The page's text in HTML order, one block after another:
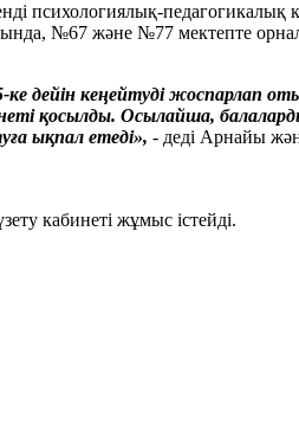
психологиялық-
№67 және №77 мектепте
дейін кеңейтуді
қосылды. Осылайша,
ықпал етеді», - деді Арнайы
кабинеті жұмыс істейді.